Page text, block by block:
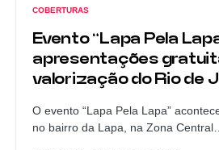
COBERTURAS
Evento “Lapa Pela
apresentações
valorização do Rio de
O evento “Lapa Pela Lapa”
no bairro da Lapa, na Zona